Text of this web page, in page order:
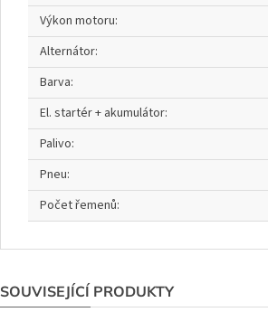
Výkon motoru:
Alternátor:
Barva:
El. startér + akumulátor:
Palivo:
Pneu:
Počet řemenů:
SOUVISEJÍCÍ PRODUKTY